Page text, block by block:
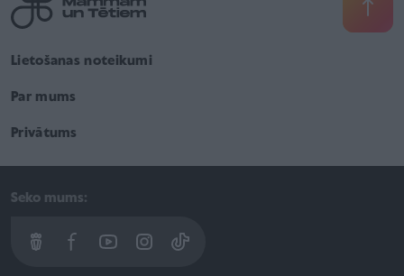
Lietošanas noteikumi
Par mums
Privātums
Seko mums: